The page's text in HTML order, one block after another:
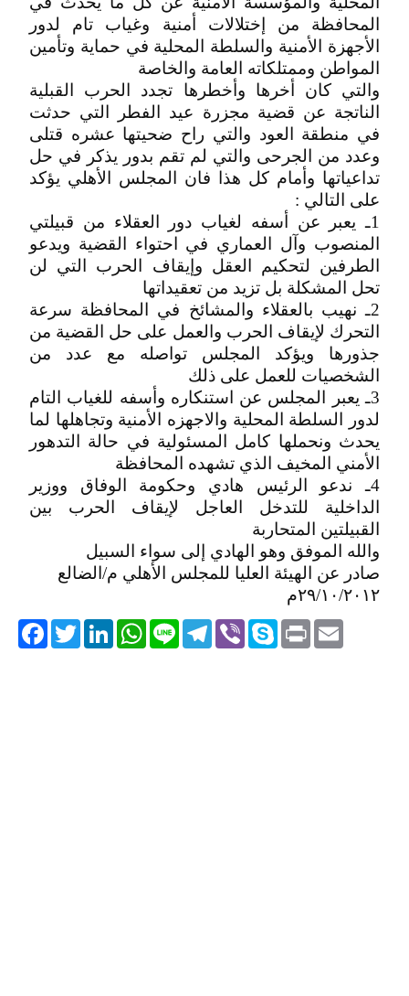
المحافظة من إختلالات أمنية وغياب تام لدور
الأجهزة الأمنية والسلطة المحلية في حماية وتأمين
المواطن وممتلكاته العامة والخاصة
والتي كان أخرها وأخطرها تجدد الحرب القبلية
الناتجة عن قضية مجزرة عيد الفطر التي حدثت
في منطقة العود ﻭﺍﻟﺘﻲ ﺭﺍﺡ ﺿﺤﻴﺘﻬﺎ عشره قتلى
وعدد من الجرحى والتي لم تقم بدور يذكر في حل
تداعياتها وأمام كل هذا فان المجلس الأهلي يؤكد
على التالي :
1ـ يعبر عن أسفه لغياب دور العقلاء من قبيلتي
المنصوب وآل العماري في احتواء القضية ويدعو
الطرفين لتحكيم العقل وإيقاف الحرب التي لن
تحل المشكلة بل تزيد من تعقيداتها
2ـ نهيب بالعقلاء والمشائخ في المحافظة سرعة
التحرك لإيقاف الحرب والعمل على حل القضية من
جذورها ويؤكد المجلس تواصله مع عدد من
الشخصيات للعمل على ذلك
3ـ يعبر المجلس عن استنكاره وأسفه للغياب التام
لدور السلطة المحلية والاجهزه الأمنية وتجاهلها لما
يحدث ونحملها كامل المسئولية في حالة التدهور
الأمني المخيف الذي تشهده المحافظة
4ـ ندعو الرئيس هادي وحكومة الوفاق ووزير
الداخلية للتدخل العاجل لإيقاف الحرب بين
القبيلتين المتحاربة
والله الموفق وهو الهادي إلى سواء السبيل
صادر عن الهيئة العليا للمجلس الأهلي م/الضالع
٢٩/١٠/٢٠١٢م
TwitterLinkedIn
WhatsApp Line
Telegram ViberSkype PrintEmail